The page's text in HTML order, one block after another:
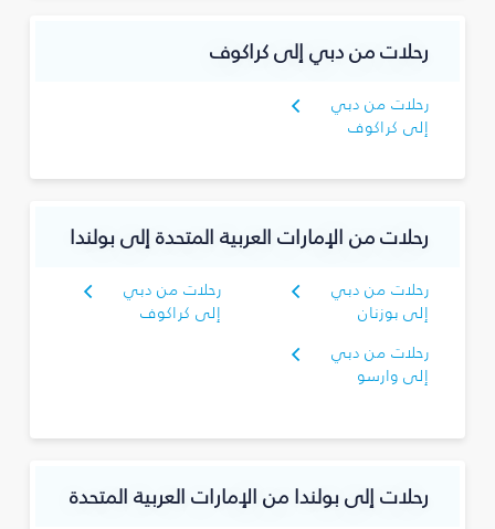
رحلات من دبي إلى كراكوف
رحلات من دبي
إلى كراكوف
رحلات من الإمارات العربية المتحدة إلى بولندا
رحلات من دبي
إلى بوزنان
رحلات من دبي
إلى كراكوف
رحلات من دبي
إلى وارسو
رحلات إلى بولندا من الإمارات العربية المتحدة